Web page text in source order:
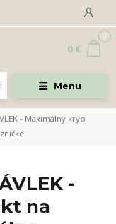
Menu
0
0 €
- Maximálny kryo
-
na